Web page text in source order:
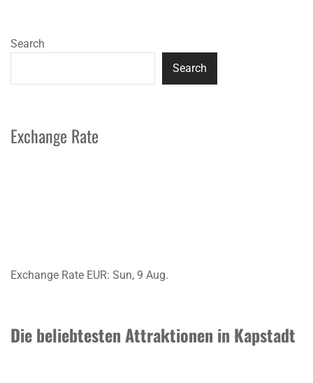
Search
Search
Exchange Rate
Exchange Rate EUR: Sun, 9 Aug.
Die beliebtesten Attraktionen in Kapstadt